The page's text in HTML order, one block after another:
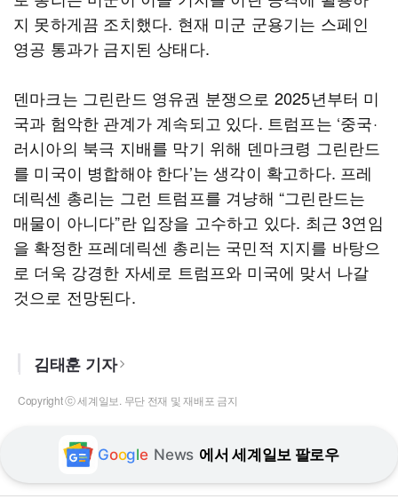
지 못하게끔 조치했다. 현재 미군 군용기는 스페인
영공 통과가 금지된 상태다.
덴마크는 그린란드 영유권 분쟁으로 2025년부터 미
국과 험악한 관계가 계속되고 있다. 트럼프는 ‘중국·
러시아의 북극 지배를 막기 위해 덴마크령 그린란드
를 미국이 병합해야 한다’는 생각이 확고하다. 프레
데릭센 총리는 그런 트럼프를 겨냥해 “그린란드는
매물이 아니다”란 입장을 고수하고 있다. 최근 3연임
을 확정한 프레데릭센 총리는 국민적 지지를 바탕으
로 더욱 강경한 자세로 트럼프와 미국에 맞서 나갈
것으로 전망된다.
김태훈 기자
Copyright ⓒ 세계일보. 무단 전재 및 재배포 금지
Google News 에서 세계일보 팔로우